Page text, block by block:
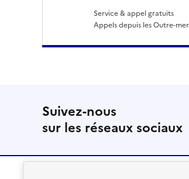
Service & appel gratuits
Appels depuis les Outre-
Suivez-nous
sur les réseaux sociaux